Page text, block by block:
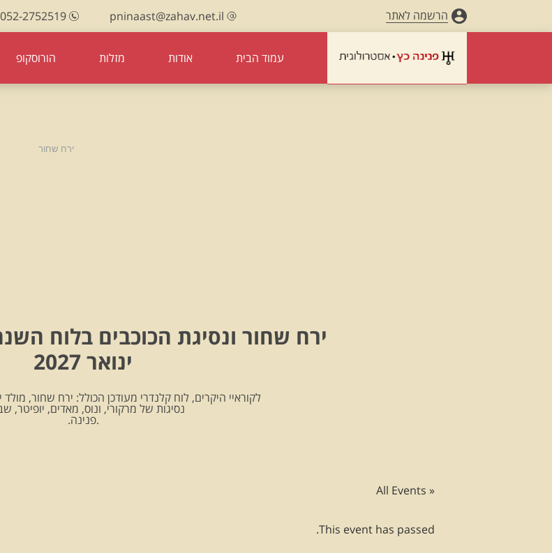
הרשמה לאתר pninaast@zahav.net.il
052-2752519
עמוד הבית אודות מזלות הורוסקופ
ירח שחור
ירח שחור ונסיגת הכוכבים בלוח
ינואר 2027
לקוראיי היקרים, לוח קלנדרי מעודכן הכולל: ירח שחור, מולד
נסיגות של מרקורי, ונוס, מאדים, יופיטר,
.פנינה.
« All Events
This event has passed.